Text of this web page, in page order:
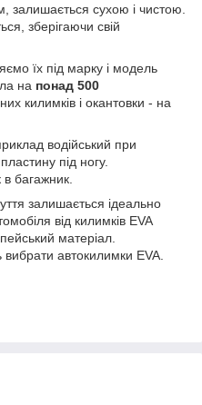
залишається сухою і чистою.
зберігаючи свій
їх під марку і модель
на понад 500
килимків і окантовки - на
водійський при
під ногу.
багажник.
залишається ідеально
від килимків EVA
матеріал.
автокилимки EVA.